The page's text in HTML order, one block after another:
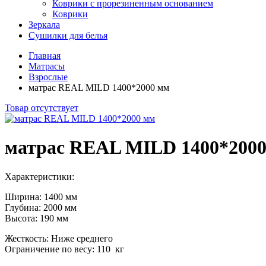
Коврики с прорезиненным основанием
Коврики
Зеркала
Сушилки для белья
Главная
Матрасы
Взрослые
матрас REAL MILD 1400*2000 мм
Товар отсутствует
матрас REAL MILD
Характеристики:
Ширина: 1400 мм
Глубина: 2000 мм
Высота: 190 мм
Жесткость: Ниже среднего
Ограничение по весу: 110 кг